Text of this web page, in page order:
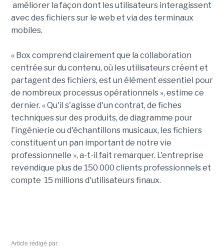
améliorer la façon dont les utilisateurs interagissent
avec des fichiers sur le web et via des terminaux
mobiles.
« Box comprend clairement que la collaboration
centrée sur du contenu, où les utilisateurs créent et
partagent des fichiers, est un élément essentiel pour
de nombreux processus opérationnels », estime ce
dernier. « Qu'il s'agisse d'un contrat, de fiches
techniques sur des produits, de diagramme pour
l'ingénierie ou d'échantillons musicaux, les fichiers
constituent un pan important de notre vie
professionnelle », a-t-il fait remarquer. L'entreprise
revendique plus de 150 000 clients professionnels et
compte 15 millions d'utilisateurs finaux.
Article rédigé par